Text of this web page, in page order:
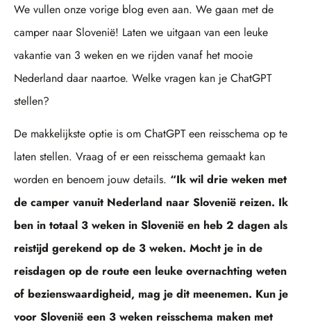
We vullen onze vorige blog even aan. We gaan met de
camper naar Slovenië! Laten we uitgaan van een leuke
vakantie van 3 weken en we rijden vanaf het mooie
Nederland daar naartoe. Welke vragen kan je ChatGPT
stellen?
De makkelijkste optie is om ChatGPT een reisschema op te
laten stellen. Vraag of er een reisschema gemaakt kan
worden en benoem jouw details. “Ik wil drie weken met
de camper vanuit Nederland naar Slovenië reizen. Ik
ben in totaal 3 weken in Slovenië en heb 2 dagen als
reistijd gerekend op de 3 weken. Mocht je in de
reisdagen op de route een leuke overnachting weten
of bezienswaardigheid, mag je dit meenemen. Kun je
voor Slovenië een 3 weken reisschema maken met